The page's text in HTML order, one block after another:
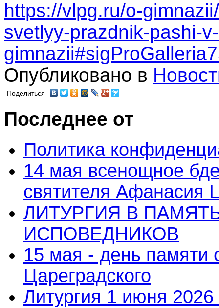
https://vlpg.ru/o-
svetlyy-prazdnik-pashi-v-
Опубликовано в
Поделиться
Последнее от
Политика
14 мая всенощное
святителя Афанасия
ЛИТУРГИЯ В
ИСПОВЕДНИКОВ
15 мая - день памяти
Цареградского
Литургия 1 июня 2026